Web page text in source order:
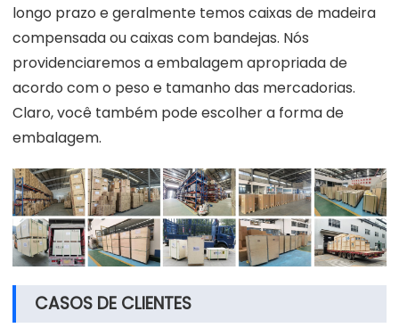
longo prazo e geralmente temos caixas de madeira
compensada ou caixas com bandejas. Nós
providenciaremos a embalagem apropriada de
acordo com o peso e tamanho das mercadorias.
Claro, você também pode escolher a forma de
embalagem.
CASOS DE CLIENTES